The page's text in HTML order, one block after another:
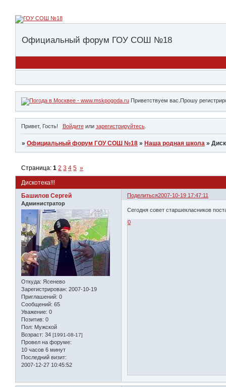
Официальный форум ГОУ СОШ №18
Приветствуем вас.Прошу
Привет, Гость! Войдитеили зарегистрируйтесь.
»Официальный форум ГОУ СОШ №18 » Наша родная школа »
Дискотека!!!
Страница:1 2 3 4 5 »
Поделиться2007-10-19 17:47:11
Башилов Сергей
Администратор
Откуда: Ясенево
Зарегистрирован: 2007-10-19
Приглашений: 0
Сообщений: 65
Уважение: 0
Позитив: 0
Пол: Мужской
Возраст: 34 [1991-08-17]
Провел на форуме:
10 часов 6 минут
Последний визит:
2007-12-27 10:45:52
Сегодня совет старшекласников
0